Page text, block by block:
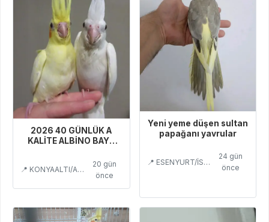
2026 40 GÜNLÜK A
KALİTE ALBİNO BAYB
📍 KONYAALTI/ANTALYA
20 gün
önce
Yeni yeme düşen sultan
papağanı yavrular
📍 ESENYURT/İSTANBUL
24 gün
önce